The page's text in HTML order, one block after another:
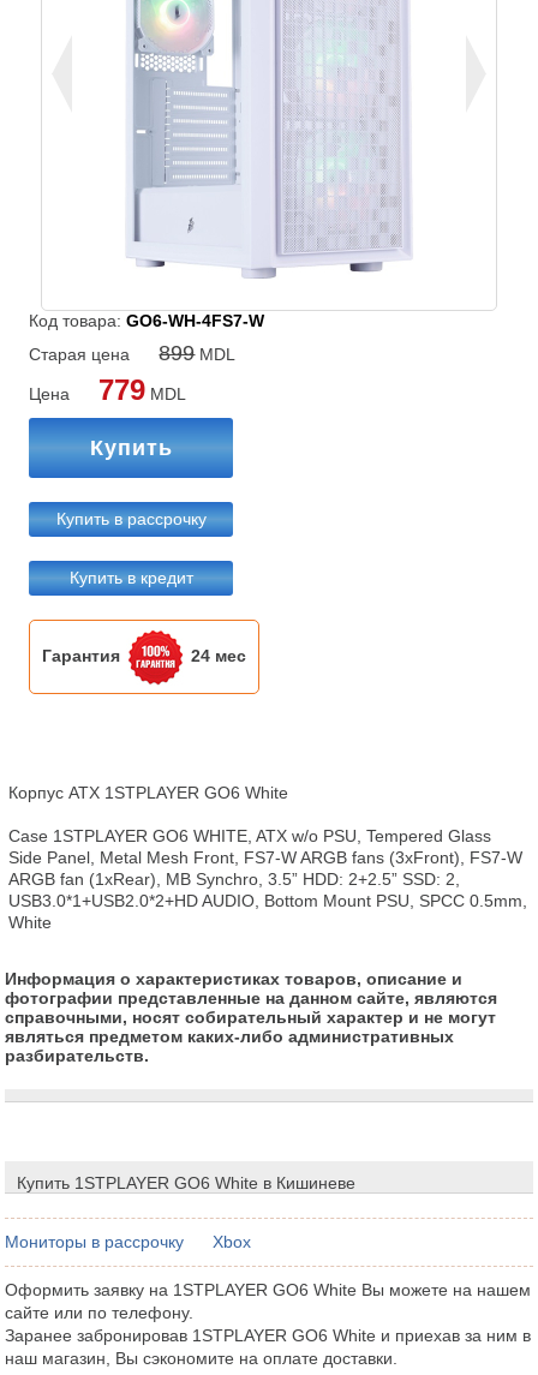
Код товара:GO6-WH-4FS7-W
Старая цена
899MDL
Цена 779 MDL
Купить
Купить в рассрочку
Купить в кредит
Гарантия 24 мес
Корпус ATX 1STPLAYER GO6 White
Case 1STPLAYER GO6 WHITE, ATX w/o PSU, Tempered Glass
Side Panel, Metal Mesh Front, FS7-W ARGB fans (3xFront), FS7-W
ARGB fan (1xRear), MB Synchro, 3.5” HDD: 2+2.5” SSD: 2,
USB3.0*1+USB2.0*2+HD AUDIO, Bottom Mount PSU, SPCC 0.5mm,
White
Информация о характеристиках товаров, описание и
фотографии представленные на данном сайте, являются
справочными, носят собирательный характер и не могут
являться предметом каких-либо административных
разбирательств.
Купить 1STPLAYER GO6 White в Кишиневе
Мониторы в рассрочку Xbox
Оформить заявку на 1STPLAYER GO6 White Вы можете на нашем
сайте или по телефону.
Заранее забронировав 1STPLAYER GO6 White и приехав за ним в
наш магазин, Вы сэкономите на оплате доставки.